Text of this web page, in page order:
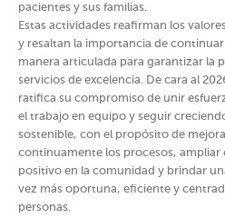
pacientes y sus familias.
Estas actividades reafirman los
y resaltan la importancia de
manera articulada para garantizar la
servicios de excelencia. De cara al
ratifica su compromiso de unir
el trabajo en equipo y seguir
sostenible, con el propósito de
continuamente los procesos, ampliar
positivo en la comunidad y brindar
vez más oportuna, eficiente y
personas.